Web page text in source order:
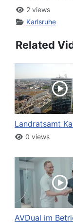
2 views
Karlsruhe
Related
Landratsamt
0 views
AVDual im